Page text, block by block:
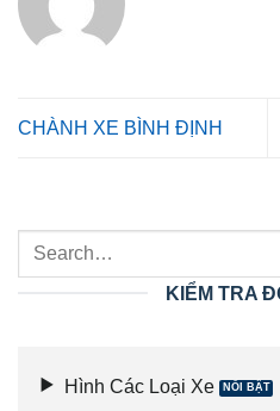
CHÀNH XE BÌNH ĐỊNH
KIỂM TRA
Hình Các Loại Xe